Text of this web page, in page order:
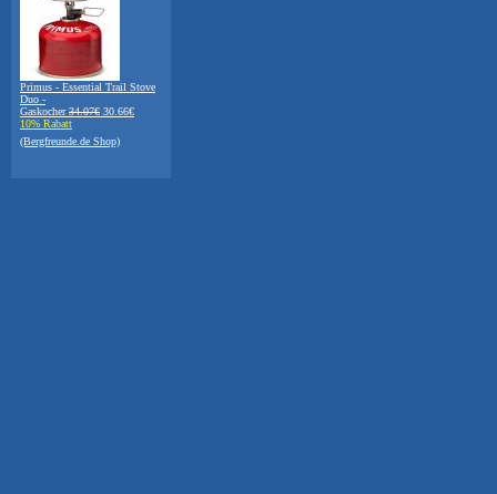
Primus - Essential Trail Stove
Duo -
Gaskocher34.07€ 30.66€
10% Rabatt
(Bergfreunde.de Shop)